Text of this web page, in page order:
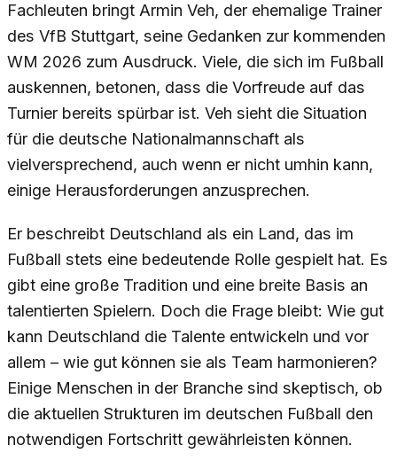
Fachleuten bringt Armin Veh, der ehemalige Trainer
des VfB Stuttgart, seine Gedanken zur kommenden
WM 2026 zum Ausdruck. Viele, die sich im Fußball
auskennen, betonen, dass die Vorfreude auf das
Turnier bereits spürbar ist. Veh sieht die Situation
für die deutsche Nationalmannschaft als
vielversprechend, auch wenn er nicht umhin kann,
einige Herausforderungen anzusprechen.
Er beschreibt Deutschland als ein Land, das im
Fußball stets eine bedeutende Rolle gespielt hat. Es
gibt eine große Tradition und eine breite Basis an
talentierten Spielern. Doch die Frage bleibt: Wie gut
kann Deutschland die Talente entwickeln und vor
allem – wie gut können sie als Team harmonieren?
Einige Menschen in der Branche sind skeptisch, ob
die aktuellen Strukturen im deutschen Fußball den
notwendigen Fortschritt gewährleisten können.